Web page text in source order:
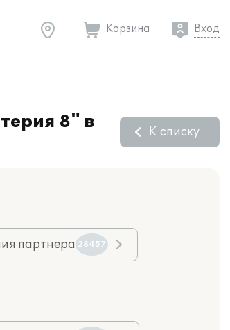
Корзина Вход
8" в
К списку
партнера 28457